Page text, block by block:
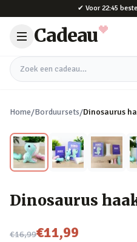
✔ Voor 22:45
Cadeau
Zoek een cadeau
Home/Borduursets/Dinosaurus
Dinosaurus
€16,99
Nu voor€11,99